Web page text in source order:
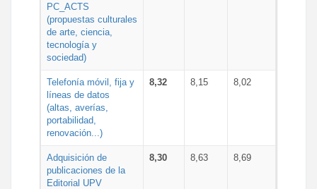
PC_ACTS
(propuestas culturales
de arte, ciencia,
tecnología y
sociedad)
Telefonía móvil, fija y
líneas de datos
(altas, averías,
portabilidad,
renovación...)
8,32 8,15 8,02
Adquisición de
publicaciones de la
Editorial UPV
8,30 8,63 8,69